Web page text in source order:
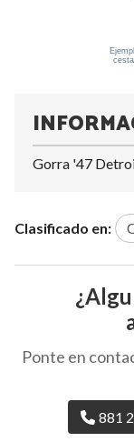
Gorra '47
Clasificado en:
Ponte en
881